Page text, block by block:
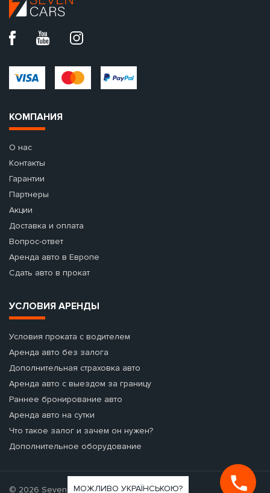
МОЖЛИВО УКРАЇНСЬКОЮ?
КОМПАНИЯ
О нас
Контакты
Гарантии
Партнеры
Акции
Доставка и оплата
Вопрос-ответ
Аренда авто в Европе
Сдать авто в прокат
УСЛОВИЯ АРЕНДЫ
Условия проката с водителем
Аренда авто без залога
Дополнительная страховка авто
Аренда авто с выездом за границу
Раннее бронирование авто
Аренда авто на сутки
Что такое залог и зачем он нужен?
Дополнительное оборудование
© 2026 Seven Cars - аренда авто.